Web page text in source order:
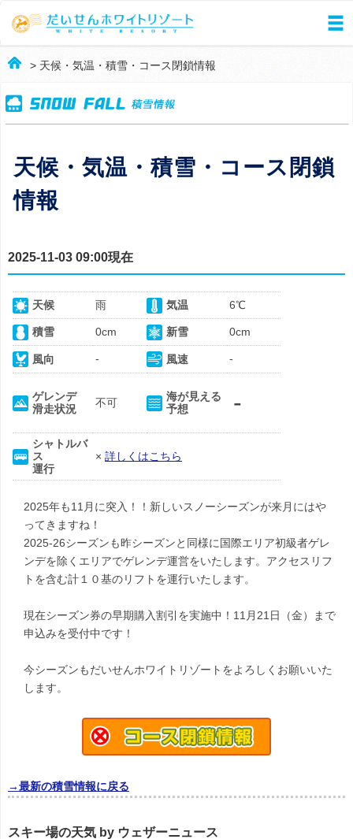
> 天候・気温・積雪・コース閉鎖情報
天候・気温・積雪・コース閉鎖
情報
2025-11-03 09:00現在
天候 雨 気温 6℃
積雪 0cm 新雪 0cm
風向 - 風速 -
ゲレンデ
滑走状況
不可
海が見える
予想
-
シャトルバ
ス
運行
× 詳しくはこちら
2025年も11月に突入！！新しいスノーシーズンが来月にはや
ってきますね！
2025-26シーズンも昨シーズンと同様に国際エリア初級者ゲレ
ンデを除くエリアでゲレンデ運営をいたします。アクセスリフ
トを含む計１０基のリフトを運行いたします。
現在シーズン券の早期購入割引を実施中！11月21日（金）まで
申込みを受付中です！
今シーズンもだいせんホワイトリゾートをよろしくお願いいた
します。
→最新の積雪情報に戻る
スキー場の天気 by ウェザーニュース